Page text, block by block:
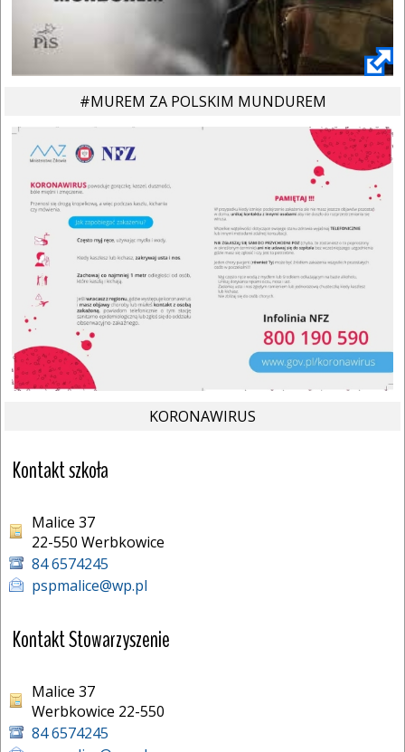
#MUREM ZA POLSKIM MUNDUREM
KORONAWIRUS
Kontakt szkoła
Malice 37
22-550 Werbkowice
84 6574245
pspmalice@wp.pl
Kontakt Stowarzyszenie
Malice 37
Werbkowice 22-550
84 6574245